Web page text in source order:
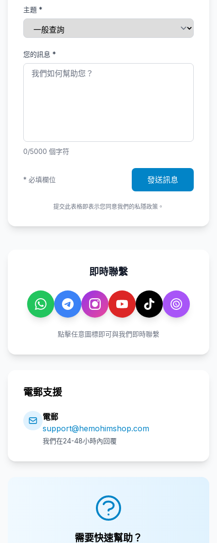
主題 *
您的訊息 *
0/5000 個字符
* 必填欄位 發送訊息
提交此表格即表示您同意我們的私隱政策。
即時聯繫
點擊任意圖標即可與我們即時聯繫
電郵支援
電郵
support@hemohimshop.com
我們在24-48小時內回覆
需要快速幫助？